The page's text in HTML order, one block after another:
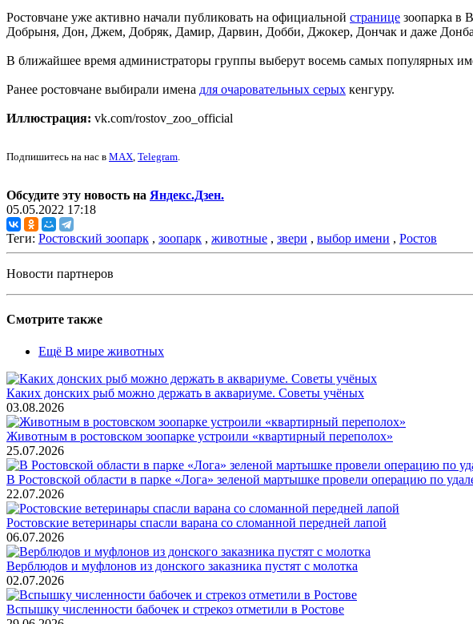
Ростовчане уже активно начали публиковать на официальной странице зоопарка в
Добрыня, Дон, Джем, Добряк, Дамир, Дарвин, Добби, Джокер, Дончак и даже
В ближайшее время администраторы группы выберут восемь самых популярных
Ранее ростовчане выбирали имена для очаровательных серых кенгуру.
Иллюстрация: vk.com/rostov_zoo_official
Подпишитесь на нас в MAX, Telegram.
Обсудите эту новость на Яндекс.Дзен.
05.05.2022 17:18
Теги: Ростовский зоопарк , зоопарк , животные , звери , выбор имени , Ростов
Новости партнеров
Смотрите также
Ещё В мире животных
Каких донских рыб можно держать в аквариуме. Советы учёных
03.08.2026
Животным в ростовском зоопарке устроили «квартирный переполох»
25.07.2026
В Ростовской области в парке «Лога» зеленой мартышке провели операцию по
22.07.2026
Ростовские ветеринары спасли варана со сломанной передней лапой
06.07.2026
Верблюдов и муфлонов из донского заказника пустят с молотка
02.07.2026
Вспышку численности бабочек и стрекоз отметили в Ростове